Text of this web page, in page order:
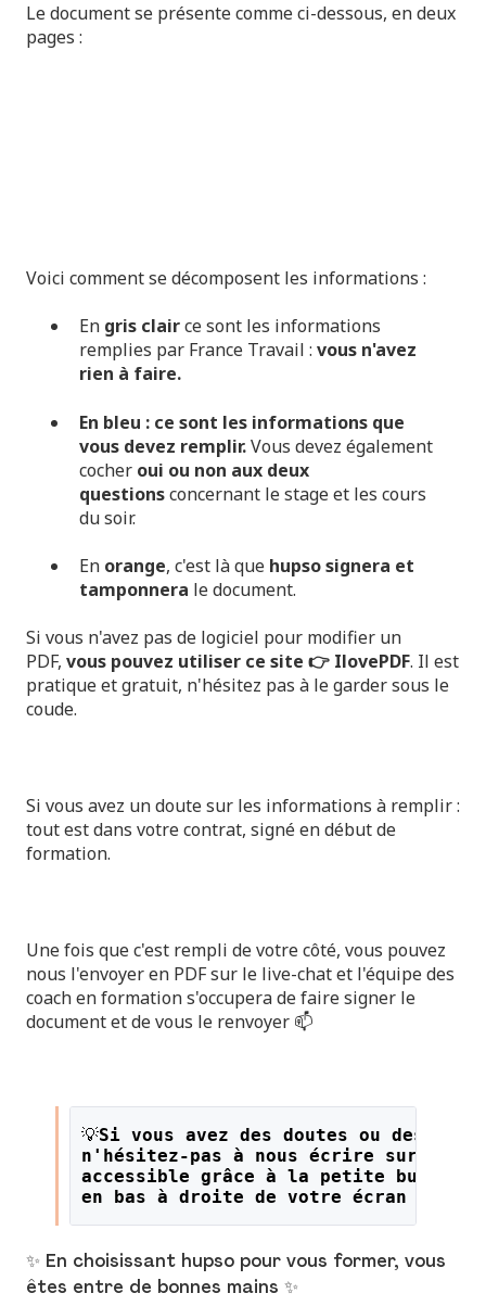
Le document se présente comme ci-dessous, en deux
pages :
Voici comment se décomposent les informations :
En gris clairce sont les informations
remplies par France Travail : vous n'avez
rien à faire.
En bleu : ce sont les informations que
vous devez remplir.Vous devez également
cocher oui ou non aux deux
questionsconcernant le stage et les cours
du soir.
En orange, c'est là que hupso signera et
tamponnera le document.
Si vous n'avez pas de logiciel pour modifier un
PDF, vous pouvez utiliser ce site 👉 IlovePDF. Il est
pratique et gratuit, n'hésitez pas à le garder sous le
coude.
Si vous avez un doute sur les informations à remplir :
tout est dans votre contrat, signé en début de
formation.
Une fois que c'est rempli de votre côté, vous pouvez
nous l'envoyer en PDF sur le live-chat et l'équipe des
coach en formation s'occupera de faire signer le
document et de vous le renvoyer 📫
💡Si vous avez des doutes ou des
n'hésitez-pas à nous écrire sur le
accessible grâce à la petite bulle
en bas à droite de votre écran !
✨ En choisissant hupso pour vous former, vous
êtes entre de bonnes mains ✨